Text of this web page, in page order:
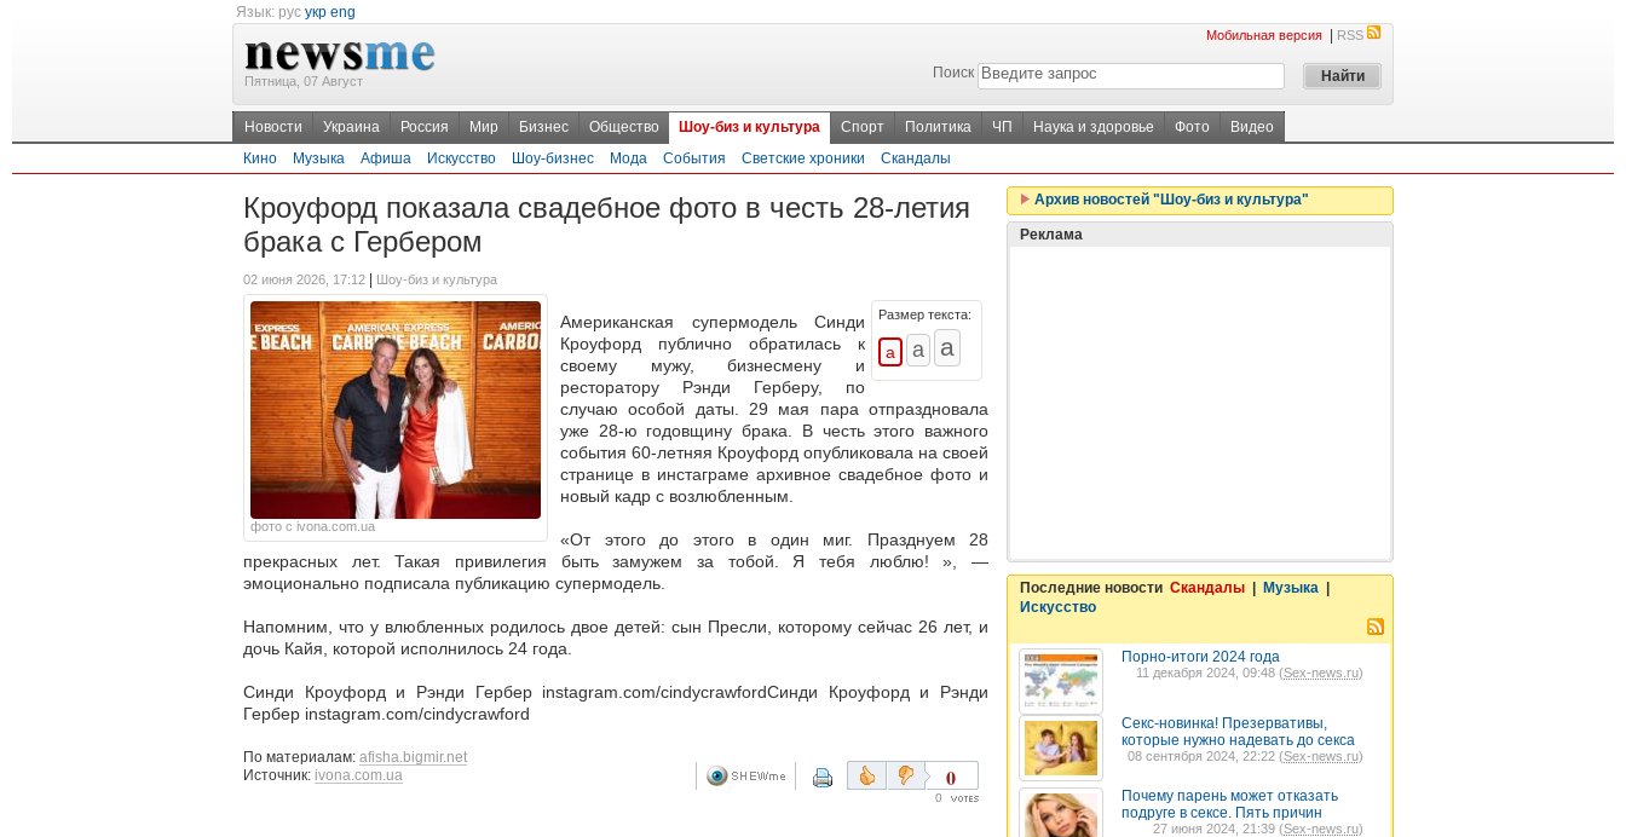
Язык: рус укр eng
Пятница, 07 Август
Мобильная версия RSS
Поиск
Новости Украина Россия Мир Бизнес Общество Шоу-биз и культура Спорт Политика ЧП Наука и здоровье Фото
Видео
Кино
Музыка Афиша Искусство Шоу-бизнес Мода События Светские хроники Скандалы
Кроуфорд показала свадебное фото в честь 28-летия
брака с Гербером
02 июня 2026, 17:12 Шоу-биз и культура
фото с ivona.com.ua
Размер текста:
Американская супермодель Синди
Кроуфорд публично обратилась к
своему мужу, бизнесмену и
ресторатору Рэнди Герберу, по
случаю особой даты. 29 мая пара отпраздновала
уже 28-ю годовщину брака. В честь этого важного
события 60-летняя Кроуфорд опубликовала на своей
странице в инстаграме архивное свадебное фото и
новый кадр с возлюбленным.
«От этого до этого в один миг. Празднуем 28
прекрасных лет. Такая привилегия быть замужем за тобой. Я тебя люблю! », —
эмоционально подписала публикацию супермодель.
Напомним, что у влюбленных родилось двое детей: сын Пресли, которому сейчас 26 лет, и
дочь Кайя, которой исполнилось 24 года.
Синди Кроуфорд и Рэнди Гербер instagram.com/cindycrawfordСинди Кроуфорд и Рэнди
Гербер instagram.com/cindycrawford
По материалам: afisha.bigmir.net
Источник: ivona.com.ua 0
0
Архив новостей "Шоу-биз и культура"
Реклама
Последние новости Скандалы Музыка
Искусство
Порно-итоги 2024 года
11 декабря 2024, 09:48 (Sex-news.ru)
Секс-новинка! Презервативы,
которые нужно надевать до секса
08 сентября 2024, 22:22 (Sex-news.ru)
Почему парень может отказать
подруге в сексе. Пять причин
27 июня 2024, 21:39 (Sex-news.ru)